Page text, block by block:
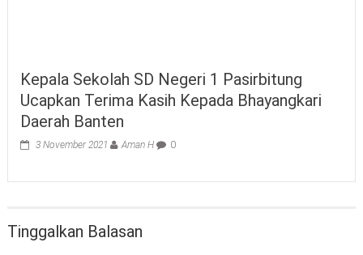
Kepala Sekolah SD Negeri 1 Pasirbitung
Ucapkan Terima Kasih Kepada Bhayangkari
Daerah Banten
3 November 2021 Aman H 0
Tinggalkan Balasan